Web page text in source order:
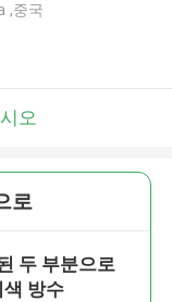
,중국
오
로
두 부분으로
색 방수